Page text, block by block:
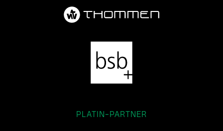
PLATIN-PARTNER